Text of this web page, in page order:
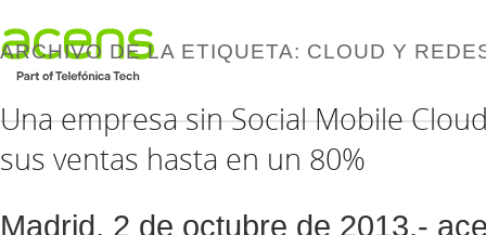
ARCHIVO DE LA ETIQUETA: CLOUD Y
Una empresa sin Social Mobile
sus ventas hasta en un 80%
Madrid, 2 de octubre de 2013.-